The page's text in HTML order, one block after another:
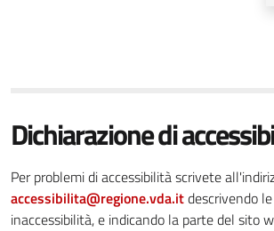
Dichiarazione di
Per problemi di accessibilità scrivete
accessibilita@regione.vda.itdescrivendo
inaccessibilità, e indicando la parte del sito